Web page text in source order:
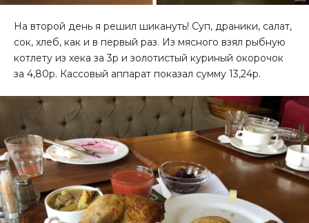
На второй день я решил шикануть! Суп, драники, салат,
сок, хлеб, как и в первый раз. Из мясного взял рыбную
котлету из хека за 3р и золотистый куриный окорочок
за 4,80р. Кассовый аппарат показал сумму 13,24р.